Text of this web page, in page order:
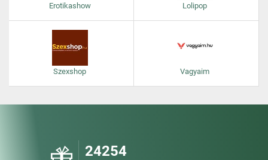
Erotikashow Lolipop
Szexshop Vagyaim
24254